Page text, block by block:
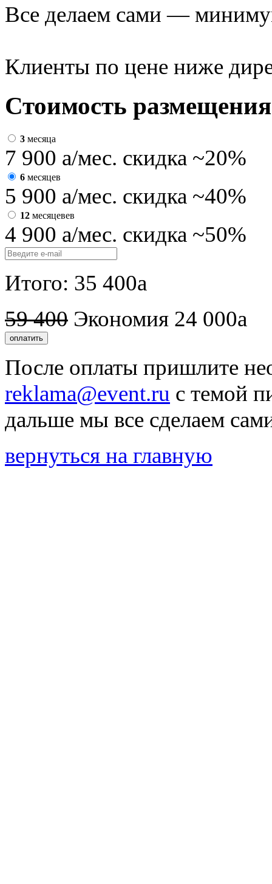
Все делаем сами —
Клиенты по цене ниже
Стоимость
3 месяца
7 900 a/мес. скидка ~20%
6 месяцев
5 900 a/мес. скидка ~40%
12 месяцевев
4 900 a/мес. скидка ~50%
Итого: 35 400a
59 400 Экономия 24 000a
оплатить
После оплаты пришлите
reklama@event.ru с темой
дальше мы все сделаем
вернуться на главную